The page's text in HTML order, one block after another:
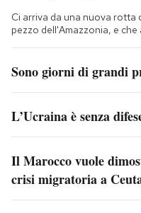
Ci arriva da una nuova rotta
pezzo dell'Amazzonia, e
Sono giorni di grandi
L’Ucraina è senza
Il Marocco vuole
crisi migratoria a